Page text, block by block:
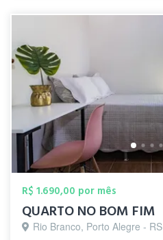
R$ 1.690,00 por mês
QUARTO NO BOM FIM
Rio Branco, Porto Alegre - RS